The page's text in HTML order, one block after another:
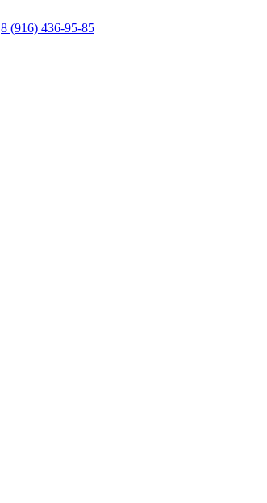
8 (916) 436-95-85